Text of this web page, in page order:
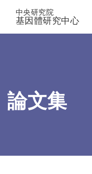
中央研究院
基因體研究中心
論文集